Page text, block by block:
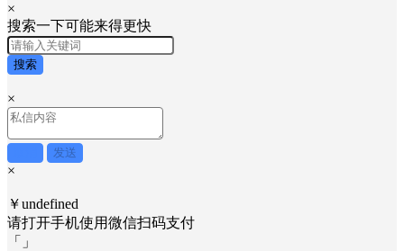
×
搜索一下可能来得更快
搜索
×
发送
×
￥undefined
请打开手机使用微信扫码支付
「
」